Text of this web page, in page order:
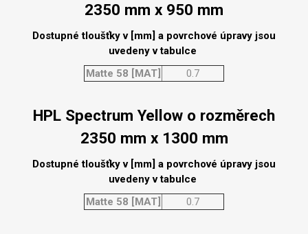
2350 mm x 950 mm
Dostupné tloušťky v [mm] a povrchové úpravy jsou
uvedeny v tabulce
Matte 58 [MAT]
0.7
HPL Spectrum Yellow o rozměrech
2350 mm x 1300 mm
Dostupné tloušťky v [mm] a povrchové úpravy jsou
uvedeny v tabulce
Matte 58 [MAT]
0.7